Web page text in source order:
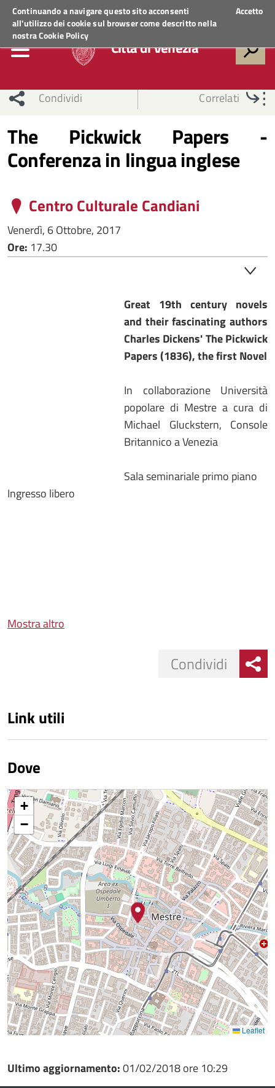
Continuando a navigare questo sito acconsenti
all'utilizzo dei cookie sul browser come descritto nella
nostraCookie Policy
Accetto
Regione VenetoACCEDI AI SERVIZI
Città di Venezia
Condividi Correlati
The Pickwick Papers -
Conferenza in lingua inglese
Centro Culturale Candiani
Venerdì, 6 Ottobre, 2017
Ore: 17.30
Great 19th century novels
and their fascinating authors
Charles Dickens' The Pickwick
Papers (1836), the first Novel
In collaborazione Università
popolare di Mestre a cura di
Michael Gluckstern, Console
Britannico a Venezia
Sala seminariale primo piano
Ingresso libero
Mostra altro
Condividi
Link utili
Dove
+
−
Leaflet
Ultimo aggiornamento:01/02/2018 ore 10:29